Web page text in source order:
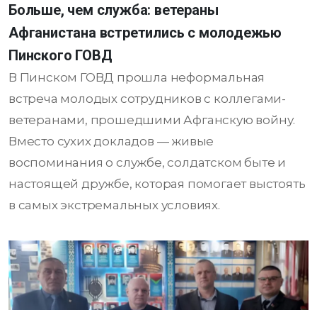
Больше, чем служба: ветераны
Афганистана встретились с молодежью
Пинского ГОВД
В Пинском ГОВД прошла неформальная
встреча молодых сотрудников с коллегами-
ветеранами, прошедшими Афганскую войну.
Вместо сухих докладов — живые
воспоминания о службе, солдатском быте и
настоящей дружбе, которая помогает выстоять
в самых экстремальных условиях.